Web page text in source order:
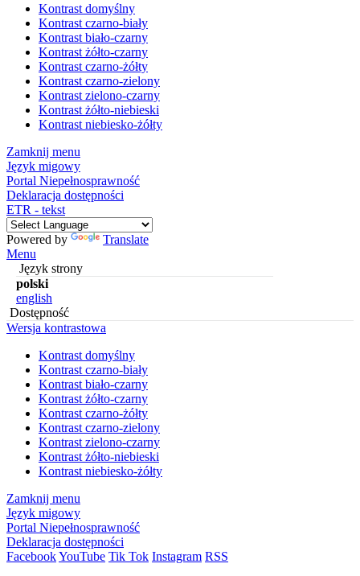
Kontrast domyślny
Kontrast czarno-biały
Kontrast biało-czarny
Kontrast żółto-czarny
Kontrast czarno-żółty
Kontrast czarno-zielony
Kontrast zielono-czarny
Kontrast żółto-niebieski
Kontrast niebiesko-żółty
Zamknij menu
Język migowy
Portal Niepełnosprawność
Deklaracja dostępności
ETR - tekst
Powered by
Translate
Menu
Język strony
polski
english
Dostępność
Wersja kontrastowa
Kontrast domyślny
Kontrast czarno-biały
Kontrast biało-czarny
Kontrast żółto-czarny
Kontrast czarno-żółty
Kontrast czarno-zielony
Kontrast zielono-czarny
Kontrast żółto-niebieski
Kontrast niebiesko-żółty
Zamknij menu
Język migowy
Portal Niepełnosprawność
Deklaracja dostępności
FacebookYouTube Tik Tok Instagram RSS